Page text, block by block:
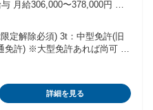
月給306,000〜378,000円 ※
給33.8万円
ー職 残業60h 月給27.0万円～
夜、残業、休出） ※収入
雇用 ・能力･習熟度により、
定解除必須) 3t：中型免許(旧
免許) ※大型免許あれば尚可 18
迎。 会社としても資格取得支
テップアップしたい方のご応
詳細を見る